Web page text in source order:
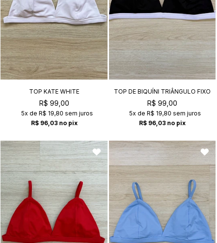
TOP KATE WHITE
R$ 99,00
5x de R$ 19,80 sem juros
R$ 96,03 no pix
TOP DE BIQUÍNI TRIÂNGULO FIXO
KATE BLACK+WHITE
R$ 99,00
5x deR$ 19,80 sem juros
R$ 96,03 no pix